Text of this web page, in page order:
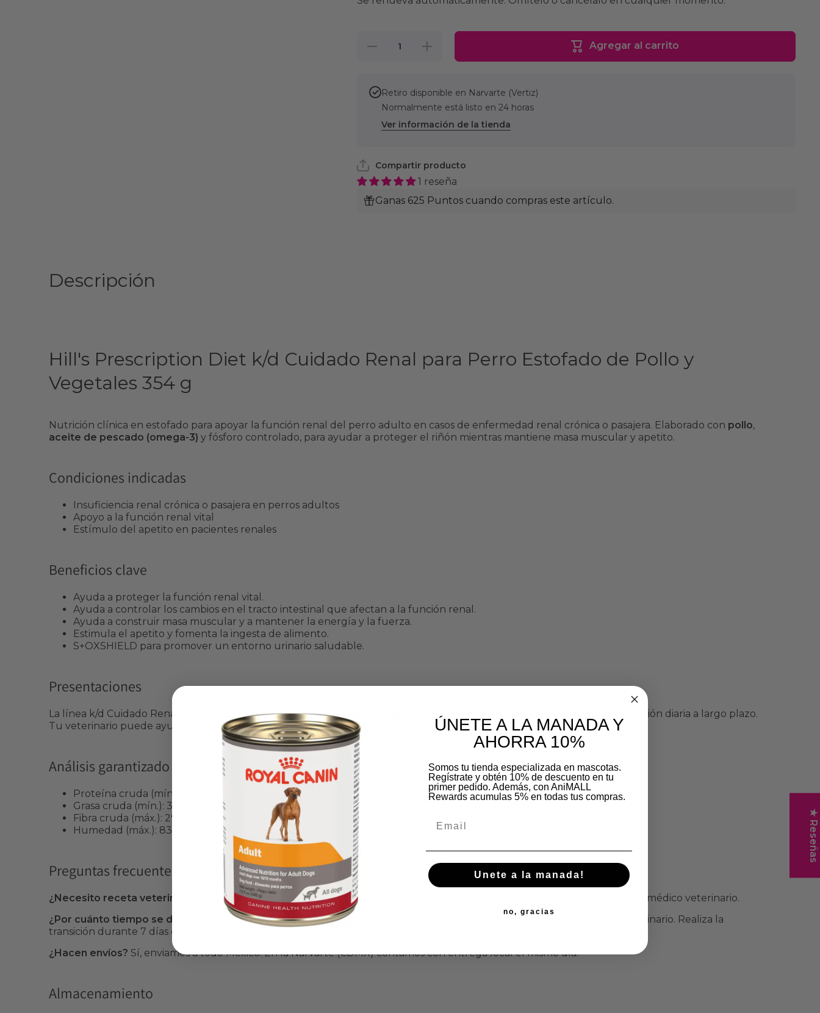
Reducir
Diet Canine
k/d,
Cuidado
Perro,
354 g
Aumentar
cantidad
para 1 Lata
Diet Canine
k/d,
Cuidado
Perro,
354 g
Agregar al carrito
Retiro disponible en Narvarte (Vertiz)
Normalmente está listo en 24 horas
Ver información de la tienda
Compartir producto
1 reseña
Ganas 625 Puntos cuando compras este artículo.
Descripción
Hill's Prescription Diet k/d Cuidado Renal para Perro Estofado de Pollo y
Vegetales 354 g
Nutrición clínica en estofado para apoyar la función renal del perro adulto en casos de enfermedad renal crónica o pasajera. Elaborado con pollo,
aceite de pescado (omega-3) y fósforo controlado, para ayudar a proteger el riñón mientras mantiene masa muscular y apetito.
Condiciones indicadas
Insuficiencia renal crónica o pasajera en perros adultos
Apoyo a la función renal vital
Estímulo del apetito en pacientes renales
Beneficios clave
Ayuda a proteger la función renal vital.
Ayuda a controlar los cambios en el tracto intestinal que afectan a la función renal.
Ayuda a construir masa muscular y a mantener la energía y la fuerza.
Estimula el apetito y fomenta la ingesta de alimento.
S+OXSHIELD para promover un entorno urinario saludable.
Presentaciones
La línea k/d Cuidado Renal está disponible en otras presentaciones de alimento húmedo y en croqueta seca para alimentación diaria a largo plazo.
Tu veterinario puede ayudarte a elegir el formato adecuado.
Análisis garantizado
Proteína cruda (mín.): 2%
Grasa cruda (mín.): 3.5%
Fibra cruda (máx.): 2%
Humedad (máx.): 83%
Preguntas frecuentes
¿Necesito receta veterinaria?
Sí. Hill's Prescription Diet es un alimento terapéutico que debe usarse bajo indicación de tu médico veterinario.
¿Por cuánto tiempo se da?
La enfermedad renal suele requerir alimentación a largo plazo, según la indicación de tu veterinario. Realiza la
transición durante 7 días o más.
¿Hacen envíos? Sí, enviamos a todo México. En la Narvarte (CDMX) contamos con entrega local el mismo día.
Almacenamiento
★ Reseñas
ÚNETE A LA MANADA Y
AHORRA 10%
Somos tu tienda especializada en mascotas.
Regístrate y obtén 10% de descuento en tu
primer pedido. Además, con AniMALL
Rewards acumulas 5% en todas tus compras.
Unete a la manada!
no, gracias